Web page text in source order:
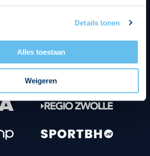
Details tonen
Alles toestaan
Weigeren